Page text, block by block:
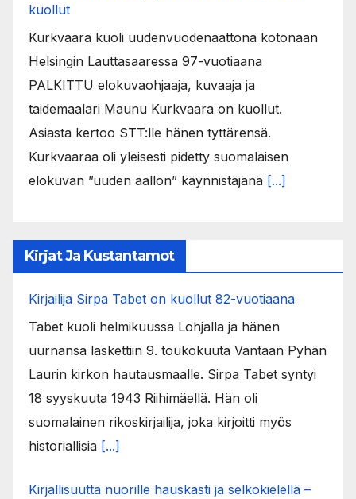
kuollut
Kurkvaara kuoli uudenvuodenaattona kotonaan
Helsingin Lauttasaaressa 97-vuotiaana
PALKITTU elokuvaohjaaja, kuvaaja ja
taidemaalari Maunu Kurkvaara on kuollut.
Asiasta kertoo STT:lle hänen tyttärensä.
Kurkvaaraa oli yleisesti pidetty suomalaisen
elokuvan ”uuden aallon” käynnistäjänä [...]
Kirjat Ja Kustantamot
Kirjailija Sirpa Tabet on kuollut 82-vuotiaana
Tabet kuoli helmikuussa Lohjalla ja hänen
uurnansa laskettiin 9. toukokuuta Vantaan Pyhän
Laurin kirkon hautausmaalle. Sirpa Tabet syntyi
18 syyskuuta 1943 Riihimäellä. Hän oli
suomalainen rikoskirjailija, joka kirjoitti myös
historiallisia [...]
Kirjallisuutta nuorille hauskasti ja selkokielellä –